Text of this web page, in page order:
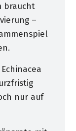
braucht
–
nur auf